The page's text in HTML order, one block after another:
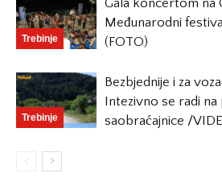
Trebinje
Gala koncertom
Međunarodni
(FOTO)
Trebinje
Bezbjednije i za
Intezivno se radi na
saobraćajnice /